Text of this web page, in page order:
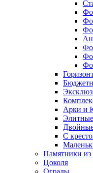
Арки и
Элитные
С
Памятники из
Цоколя
Ограды